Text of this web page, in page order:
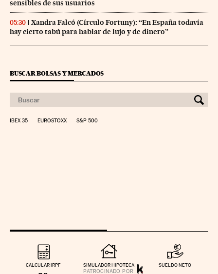
sensibles de sus usuarios
05:30
Xandra Falcó (Círculo Fortuny): “En España todavía
hay cierto tabú para hablar de lujo y de dinero”
BUSCAR BOLSAS Y MERCADOS
IBEX 35 EUROSTOXX S&P 500
CALCULAR IRPF SIMULADOR HIPOTECA SUELDO NETO